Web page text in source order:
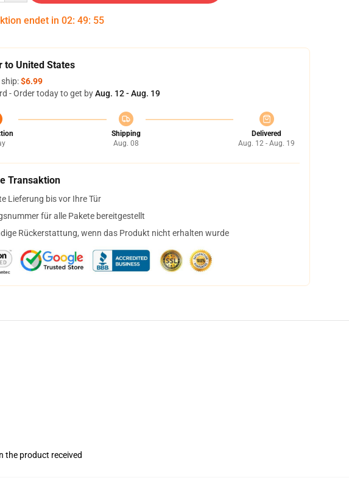
endet in 02: 49: 54
to United States
$6.99
- Order today to get byAug. 12 - Aug. 19
Shipping
Aug. 08
Delivered
Aug. 12 - Aug. 19
Transaktion
Lieferung bis vor Ihre Tür
für alle Pakete bereitgestellt
Rückerstattung, wenn das Produkt nicht erhalten wurde
the product received